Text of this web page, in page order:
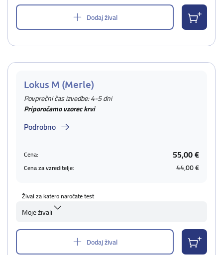
Dodaj žival
Lokus M (Merle)
Povprečni čas izvedbe: 4-5 dni
Priporočamo vzorec krvi
Podrobno
Cena: 55,00 €
Cena za vzreditelje: 44,00 €
Žival za katero naročate test
Moje živali
Dodaj žival